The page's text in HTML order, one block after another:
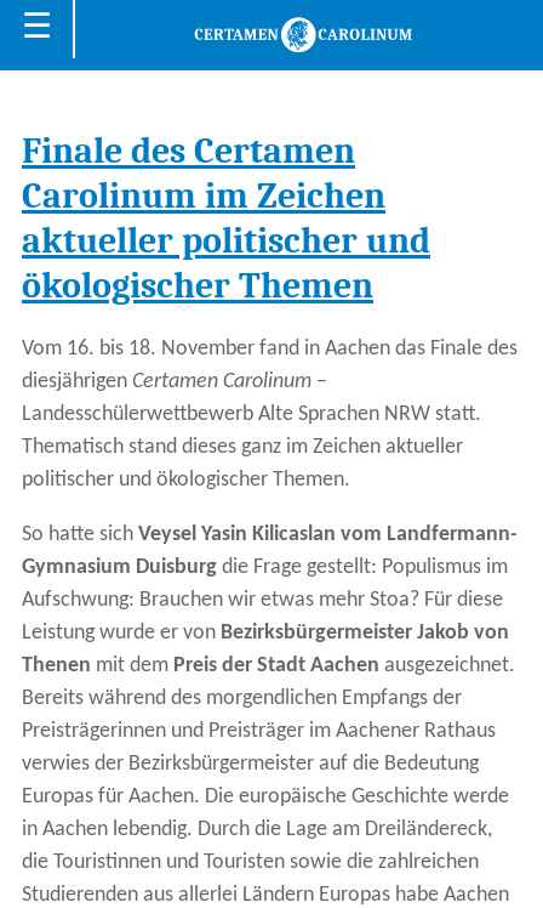
☰
Finale des Certamen
Carolinum im Zeichen
aktueller politischer und
ökologischer Themen
Vom 16. bis 18. November fand in Aachen das Finale des
diesjährigen Certamen Carolinum –
Landesschülerwettbewerb Alte Sprachen NRW statt.
Thematisch stand dieses ganz im Zeichen aktueller
politischer und ökologischer Themen.
So hatte sich Veysel Yasin Kilicaslan vom Landfermann-
Gymnasium Duisburg die Frage gestellt: Populismus im
Aufschwung: Brauchen wir etwas mehr Stoa? Für diese
Leistung wurde er von Bezirksbürgermeister Jakob von
Thenen mit dem Preis der Stadt Aachen ausgezeichnet.
Bereits während des morgendlichen Empfangs der
Preisträgerinnen und Preisträger im Aachener Rathaus
verwies der Bezirksbürgermeister auf die Bedeutung
Europas für Aachen. Die europäische Geschichte werde
in Aachen lebendig. Durch die Lage am Dreiländereck,
die Touristinnen und Touristen sowie die zahlreichen
Studierenden aus allerlei Ländern Europas habe Aachen